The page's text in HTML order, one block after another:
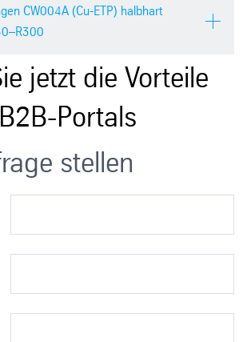
CW004A (Cu-ETP)
10–200
(mm): 2–20
4.000
CW004A (Cu-ETP) halbhart
CW004A (Cu-ETP)
2.0065
(mm):
R230–R300
jetzt die Vorteile
Portals
stellen